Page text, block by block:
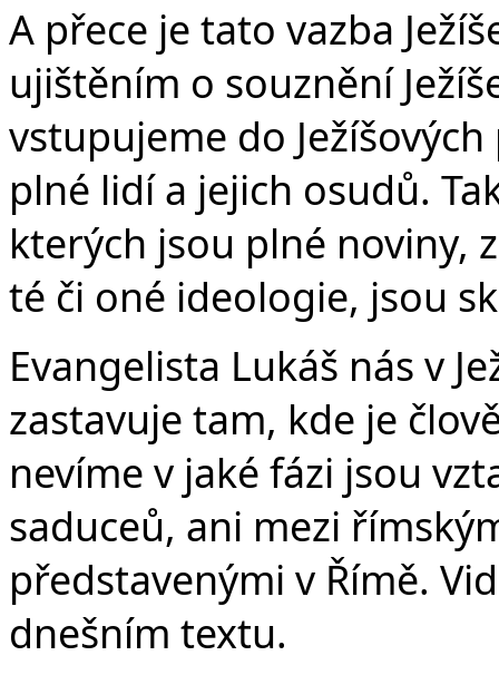
A přece je tato vazba
ujištěním o souznění
vstupujeme do
plné lidí a jejich osudů.
kterých jsou plné noviny,
té či oné ideologie, jsou
Evangelista Lukáš nás v
zastavuje tam, kde je
nevíme v jaké fázi jsou
saduceů, ani mezi
představenými v Římě.
dnešním textu.